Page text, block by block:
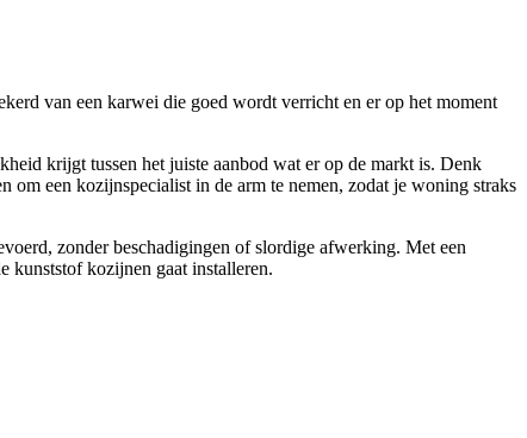
van een karwei die goed wordt verricht en er op het moment
krijgt tussen het juiste aanbod wat er op de markt is. Denk
een kozijnspecialist in de arm te nemen, zodat je woning straks
zonder beschadigingen of slordige afwerking. Met een
kunststof kozijnen gaat installeren.